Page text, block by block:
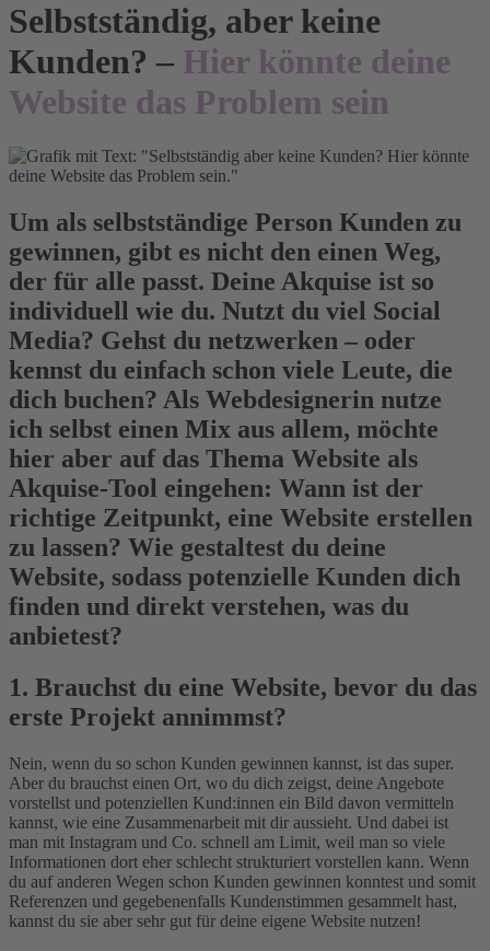
Selbstständig, aber keine
Kunden? – Hier könnte deine
Website das Problem sein
Um als selbstständige Person Kunden zu
gewinnen, gibt es nicht den einen Weg,
der für alle passt. Deine Akquise ist so
individuell wie du. Nutzt du viel Social
Media? Gehst du netzwerken – oder
kennst du einfach schon viele Leute, die
dich buchen? Als Webdesignerin nutze
ich selbst einen Mix aus allem, möchte
hier aber auf das Thema Website als
Akquise-Tool eingehen: Wann ist der
richtige Zeitpunkt, eine Website erstellen
zu lassen? Wie gestaltest du deine
Website, sodass potenzielle Kunden dich
finden und direkt verstehen, was du
anbietest?
1. Brauchst du eine Website, bevor du das
erste Projekt annimmst?
Nein, wenn du so schon Kunden gewinnen kannst, ist das super.
Aber du brauchst einen Ort, wo du dich zeigst, deine Angebote
vorstellst und potenziellen Kund:innen ein Bild davon vermitteln
kannst, wie eine Zusammenarbeit mit dir aussieht. Und dabei ist
man mit Instagram und Co. schnell am Limit, weil man so viele
Informationen dort eher schlecht strukturiert vorstellen kann. Wenn
du auf anderen Wegen schon Kunden gewinnen konntest und somit
Referenzen und gegebenenfalls Kundenstimmen gesammelt hast,
kannst du sie aber sehr gut für deine eigene Website nutzen!